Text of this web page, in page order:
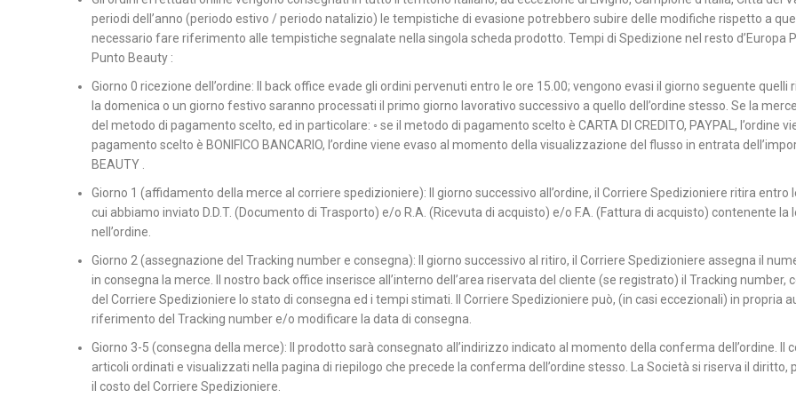
periodi dell’anno (periodo estivo / periodo natalizio) le tempistiche di evasione potrebbero subire delle modifiche rispetto a
necessario fare riferimento alle tempistiche segnalate nella singola scheda prodotto. Tempi di Spedizione nel resto d’Europa
Punto Beauty :
Giorno 0 ricezione dell’ordine: Il back office evade gli ordini pervenuti entro le ore 15.00; vengono evasi il giorno seguente
la domenica o un giorno festivo saranno processati il primo giorno lavorativo successivo a quello dell’ordine stesso. Se la
del metodo di pagamento scelto, ed in particolare: ◦ se il metodo di pagamento scelto è CARTA DI CREDITO, PAYPAL, l’ordine
pagamento scelto è BONIFICO BANCARIO, l’ordine viene evaso al momento della visualizzazione del flusso in entrata
BEAUTY .
Giorno 1 (affidamento della merce al corriere spedizioniere): Il giorno successivo all’ordine, il Corriere Spedizioniere ritira
cui abbiamo inviato D.D.T. (Documento di Trasporto) e/o R.A. (Ricevuta di acquisto) e/o F.A. (Fattura di acquisto) contenente
nell’ordine.
Giorno 2 (assegnazione del Tracking number e consegna): Il giorno successivo al ritiro, il Corriere Spedizioniere assegna il
in consegna la merce. Il nostro back office inserisce all’interno dell’area riservata del cliente (se registrato) il Tracking
del Corriere Spedizioniere lo stato di consegna ed i tempi stimati. Il Corriere Spedizioniere può, (in casi eccezionali) in propria
riferimento del Tracking number e/o modificare la data di consegna.
Giorno 3-5 (consegna della merce): Il prodotto sarà consegnato all’indirizzo indicato al momento della conferma dell’ordine. Il
articoli ordinati e visualizzati nella pagina di riepilogo che precede la conferma dell’ordine stesso. La Società si riserva il
il costo del Corriere Spedizioniere.